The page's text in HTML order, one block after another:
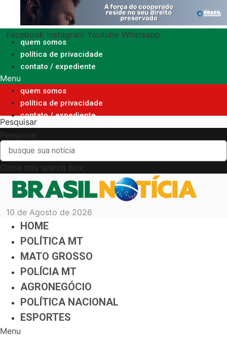
o
conteúdo
Facebook Instagram Youtube Whatsapp
quem somos
política de privacidade
contato / expediente
Menu
quem somos
política de privacidade
contato / expediente
Pesquisar
Pesquisar
Close this search box.
10 de Agosto de 2026
HOME
POLÍTICA MT
MATO GROSSO
POLÍCIA MT
AGRONEGÓCIO
POLÍTICA NACIONAL
ESPORTES
Menu